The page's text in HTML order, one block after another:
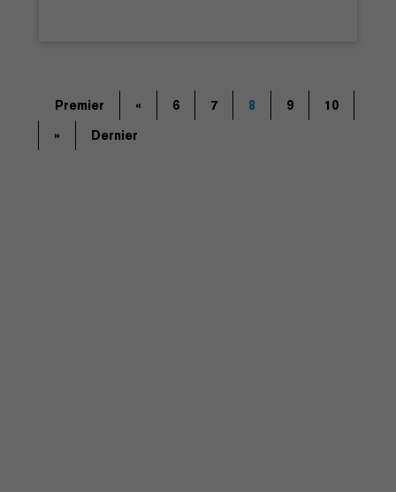
Premier « 6 7 8 9
10
»
Dernier